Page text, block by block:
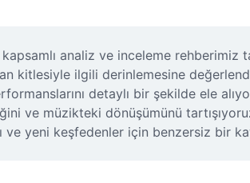
analiz ve inceleme
kitlesiyle ilgili derinlemesine
detaylı bir şekilde ele
ve müzikteki dönüşümünü
ve yeni keşfedenler için benzersiz bir